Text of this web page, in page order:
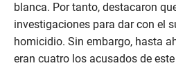
blanca. Por tanto, destacaron
investigaciones para dar con el
homicidio. Sin embargo, hasta
eran cuatro los acusados de